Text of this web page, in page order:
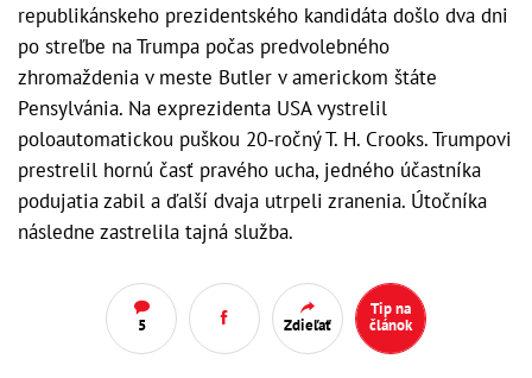
republikánskeho prezidentského kandidáta došlo dva dni
po streľbe na Trumpa počas predvolebného
zhromaždenia v meste Butler v americkom štáte
Pensylvánia. Na exprezidenta USA vystrelil
poloautomatickou puškou 20-ročný T. H. Crooks. Trumpovi
prestrelil hornú časť pravého ucha, jedného účastníka
podujatia zabil a ďalší dvaja utrpeli zranenia. Útočníka
následne zastrelila tajná služba.
5 Zdieľať
Tip na
článok